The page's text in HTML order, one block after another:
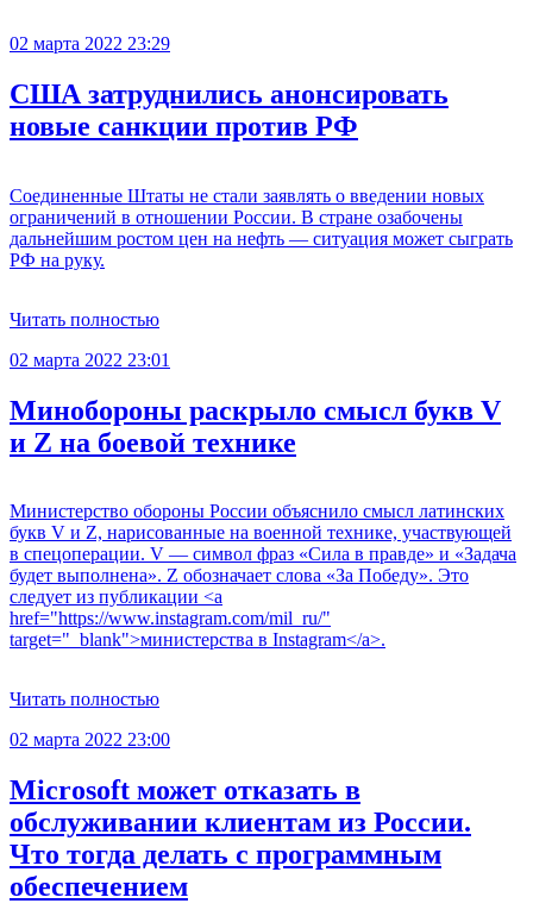
02 марта 2022 23:29
США затруднились анонсировать
новые санкции против РФ
Соединенные Штаты не стали заявлять о введении новых
ограничений в отношении России. В стране озабочены
дальнейшим ростом цен на нефть — ситуация может сыграть
РФ на руку.
Читать полностью
02 марта 2022 23:01
Минобороны раскрыло смысл букв V
и Z на боевой технике
Министерство обороны России объяснило смысл латинских
букв V и Z, нарисованные на военной технике, участвующей
в спецоперации. V — символ фраз «Сила в правде» и «Задача
будет выполнена». Z обозначает слова «За Победу». Это
следует из публикации <a
href="https://www.instagram.com/mil_ru/"
target="_blank">министерства в Instagram</a>.
Читать полностью
02 марта 2022 23:00
Microsoft может отказать в
обслуживании клиентам из России.
Что тогда делать с программным
обеспечением